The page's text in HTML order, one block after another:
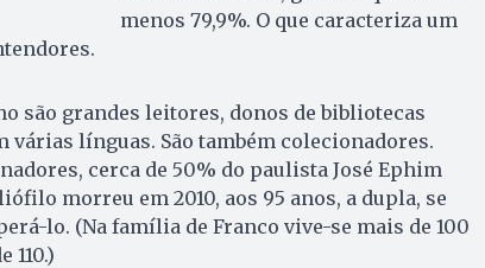
menos 79,9%. O que caracteriza um
são grandes leitores, donos de bibliotecas
línguas. São também colecionadores.
cerca de 50% do paulista José Ephim
morreu em 2010, aos 95 anos, a dupla, se
lo. (Na família de Franco vive-se mais de 100
110.)